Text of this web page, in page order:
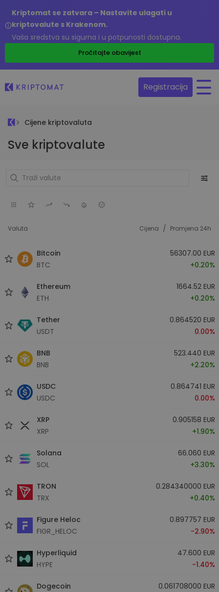
Kriptomat se zatvara – Nastavite ulagati u
kriptovalute s Krakenom.
Vaša sredstva su sigurna i u potpunosti dostupna.
Pročitajte obavijest
Registracija
Cijene kriptovaluta
Sve kriptovalute
Valuta Cijena / Promjena 24h
Bitcoin
BTC
56307.00 EUR
+0.20%
Ethereum
ETH
1664.52 EUR
+0.20%
Tether
USDT
0.864520 EUR
0.00%
BNB
BNB
523.440 EUR
+2.20%
USDC
USDC
0.864741 EUR
0.00%
XRP
XRP
0.905158 EUR
+1.90%
Solana
SOL
66.060 EUR
+3.30%
TRON
TRX
0.284340000 EUR
+0.40%
Figure Heloc
FIGR_HELOC
0.897757 EUR
-2.90%
Hyperliquid
HYPE
47.600 EUR
-1.40%
Dogecoin
0.061708000 EUR